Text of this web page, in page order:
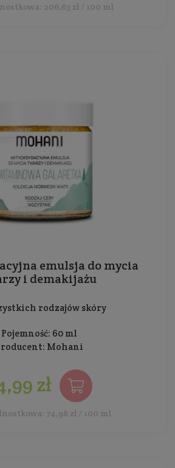
206,63 zł / 100 ml
emulsja do mycia
i demakijażu
rodzajów skóry
Pojemność: 60 ml
Mohani
zł
74,98 zł / 100 ml